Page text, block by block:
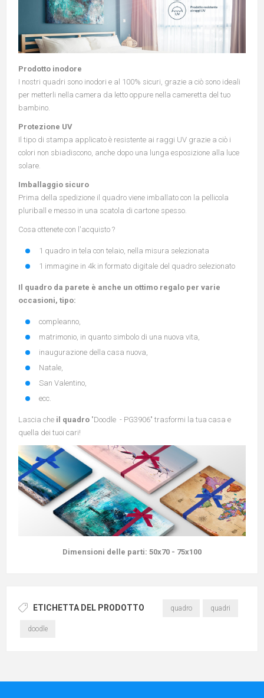
Prodotto inodore
I nostri quadri sono inodori e al 100% sicuri, grazie a ciò sono ideali
per metterli nella camera da letto oppure nella cameretta del tuo
bambino.
Protezione UV
Il tipo di stampa applicato è resistente ai raggi UV grazie a ciò i
colori non sbiadiscono, anche dopo una lunga esposizione alla luce
solare.
Imballaggio sicuro
Prima della spedizione il quadro viene imballato con la pellicola
pluriball e messo in una scatola di cartone spesso.
Cosa ottenete con l'acquisto ?
1 quadro in tela con telaio, nella misura selezionata
1 immagine in 4k in formato digitale del quadro selezionato
Il quadro da parete è anche un ottimo regalo per varie
occasioni, tipo:
compleanno,
matrimonio, in quanto simbolo di una nuova vita,
inaugurazione della casa nuova,
Natale,
San Valentino,
ecc.
Lascia che il quadro "Doodle - PG3906" trasformi la tua casa e
quella dei tuoi cari!
Dimensioni delle parti: 50x70 - 75x100
ETICHETTA DEL PRODOTTO quadro quadri
doodle